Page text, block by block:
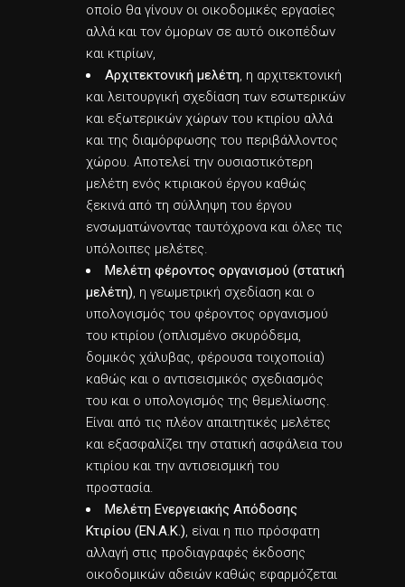
οποίο θα γίνουν οι οικοδομικές εργασίες
αλλά και τον όμορων σε αυτό οικοπέδων
και κτιρίων,
Αρχιτεκτονική μελέτη, η αρχιτεκτονική
και λειτουργική σχεδίαση των εσωτερικών
και εξωτερικών χώρων του κτιρίου αλλά
και της διαμόρφωσης του περιβάλλοντος
χώρου. Αποτελεί την ουσιαστικότερη
μελέτη ενός κτιριακού έργου καθώς
ξεκινά από τη σύλληψη του έργου
ενσωματώνοντας ταυτόχρονα και όλες τις
υπόλοιπες μελέτες.
Μελέτη φέροντος οργανισμού (στατική
μελέτη), η γεωμετρική σχεδίαση και ο
υπολογισμός του φέροντος οργανισμού
του κτιρίου (οπλισμένο σκυρόδεμα,
δομικός χάλυβας, φέρουσα τοιχοποιία)
καθώς και ο αντισεισμικός σχεδιασμός
του και ο υπολογισμός της θεμελίωσης.
Είναι από τις πλέον απαιτητικές μελέτες
και εξασφαλίζει την στατική ασφάλεια του
κτιρίου και την αντισεισμική του
προστασία.
Μελέτη Ενεργειακής Απόδοσης
Κτιρίου (ΕΝ.Α.Κ.), είναι η πιο πρόσφατη
αλλαγή στις προδιαγραφές έκδοσης
οικοδομικών αδειών καθώς εφαρμόζεται